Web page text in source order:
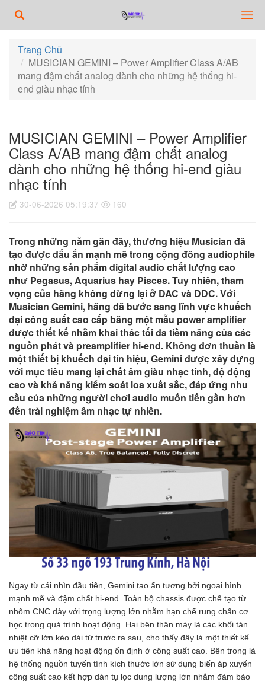
Trang Chủ
MUSICIAN GEMINI – Power Amplifier Class A/AB
mang đậm chất analog dành cho những hệ thống hi-
end giàu nhạc tính
MUSICIAN GEMINI – Power Amplifier
Class A/AB mang đậm chất analog
dành cho những hệ thống hi-end giàu
nhạc tính
30-06-2026 05:19:37 160
Trong những năm gần đây, thương hiệu Musician đã
tạo được dấu ấn mạnh mẽ trong cộng đồng audiophile
nhờ những sản phẩm digital audio chất lượng cao
như Pegasus, Aquarius hay Pisces. Tuy nhiên, tham
vọng của hãng không dừng lại ở DAC và DDC. Với
Musician Gemini, hãng đã bước sang lĩnh vực khuếch
đại công suất cao cấp bằng một mẫu power amplifier
được thiết kế nhằm khai thác tối đa tiềm năng của các
nguồn phát và preamplifier hi-end. Không đơn thuần là
một thiết bị khuếch đại tín hiệu, Gemini được xây dựng
với mục tiêu mang lại chất âm giàu nhạc tính, độ động
cao và khả năng kiểm soát loa xuất sắc, đáp ứng nhu
cầu của những người chơi audio muốn tiến gần hơn
đến trải nghiệm âm nhạc tự nhiên.
Ngay từ cái nhìn đầu tiên, Gemini tạo ấn tượng bởi ngoại hình
mạnh mẽ và đậm chất hi-end. Toàn bộ chassis được chế tạo từ
nhôm CNC dày với trọng lượng lớn nhằm hạn chế rung chấn cơ
học trong quá trình hoạt động. Hai bên thân máy là các khối tản
nhiệt cỡ lớn kéo dài từ trước ra sau, cho thấy đây là một thiết kế
ưu tiên khả năng hoạt động ổn định ở công suất cao. Bên trong là
hệ thống nguồn tuyến tính kích thước lớn sử dụng biến áp xuyến
công suất cao kết hợp dàn tụ lọc dung lượng lớn nhằm đảm bảo